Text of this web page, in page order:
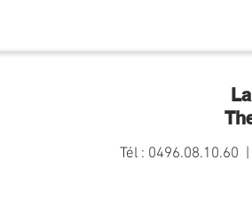
Tél : 0496.08.10.60